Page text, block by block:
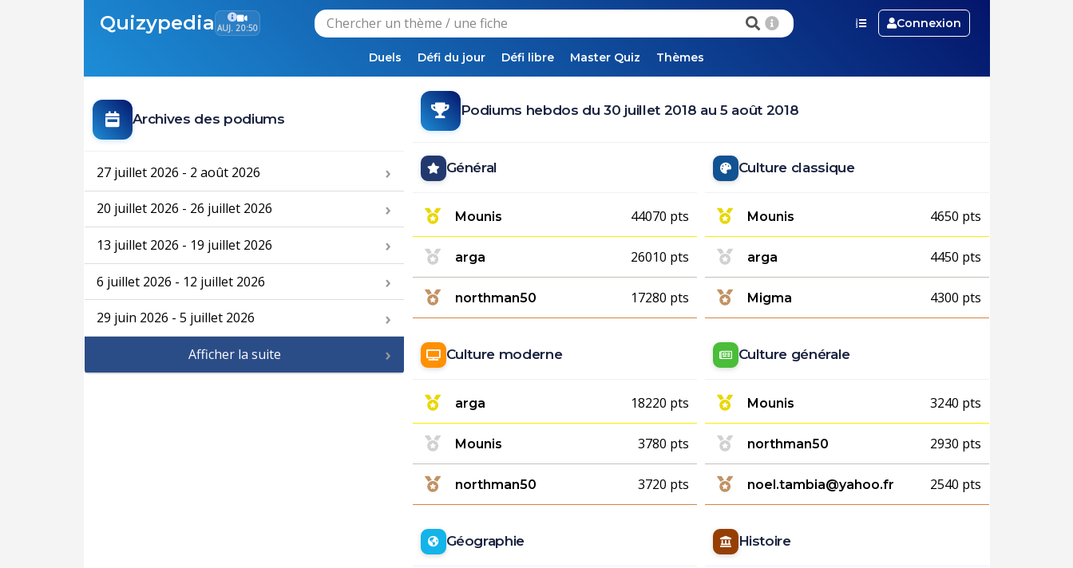
Quizypedia AUJ. 20:50 Connexion
Duels Défi du jour Défi libre Master Quiz Thèmes
Archives des podiums
27 juillet 2026 - 2 août 2026
20 juillet 2026 - 26 juillet 2026
13 juillet 2026 - 19 juillet 2026
6 juillet 2026 - 12 juillet 2026
29 juin 2026 - 5 juillet 2026
Afficher la suite
Podiums hebdos du 30 juillet 2018 au 5 août 2018
Général
Mounis 44070 pts
arga 26010 pts
northman50 17280 pts
Culture classique
Mounis 4650 pts
arga 4450 pts
Migma 4300 pts
Culture moderne
arga 18220 pts
Mounis 3780 pts
northman50 3720 pts
Culture générale
Mounis 3240 pts
northman50 2930 pts
noel.tambia@yahoo.fr 2540 pts
Géographie Histoire